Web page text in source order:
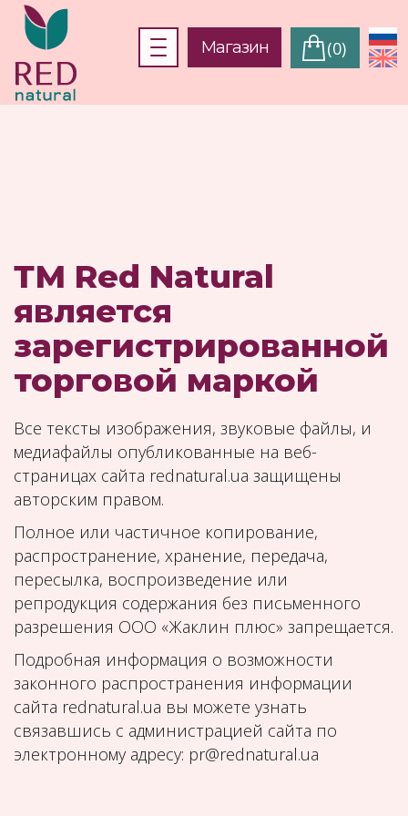
Toggle
navigation
Магазин (0)
ТМ Red Natural
является
зарегистрированной
торговой маркой
Все тексты изображения, звуковые файлы, и
медиафайлы опубликованные на веб-
страницах сайта rednatural.ua защищены
авторским правом.
Полное или частичное копирование,
распространение, хранение, передача,
пересылка, воспроизведение или
репродукция содержания без письменного
разрешения ООО «Жаклин плюс» запрещается.
Подробная информация о возможности
законного распространения информации
сайта rednatural.ua вы можете узнать
связавшись с администрацией сайта по
электронному адресу: pr@rednatural.ua